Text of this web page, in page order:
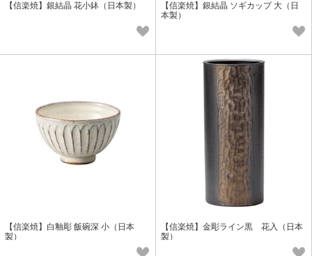
【信楽焼】銀結晶 花小鉢（日本製）
【信楽焼】銀結晶 ソギカップ 大（日
本製）
【信楽焼】白釉彫 飯碗深 小（日本
製）
【信楽焼】金彫ライン黒 花入（日本
製）